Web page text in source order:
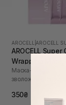
AROCELL |AROCELL
AROCELL Super
Wrapping Mask
Маска-плівка з
зволоження та
350₴